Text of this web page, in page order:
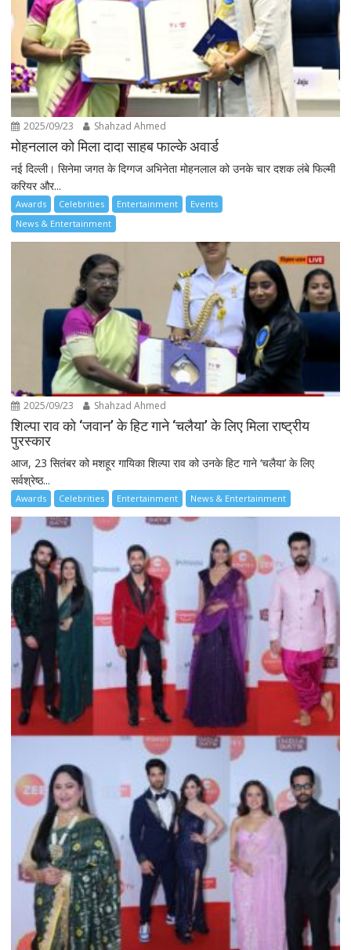
2025/09/23 Shahzad Ahmed
मोहनलाल को मिला दादा साहब फाल्के अवार्ड
नई दिल्ली। सिनेमा जगत के दिग्गज अभिनेता मोहनलाल को उनके चार दशक लंबे फिल्मी
करियर और...
Awards Celebrities Entertainment
Events
News & Entertainment
2025/09/23 Shahzad Ahmed
शिल्पा राव को ‘जवान’ के हिट गाने ‘चलैया’ के लिए मिला राष्ट्रीय
पुरस्कार
आज, 23 सितंबर को मशहूर गायिका शिल्पा राव को उनके हिट गाने ‘चलैया’ के लिए
सर्वश्रेष्ठ...
Awards Celebrities Entertainment News & Entertainment